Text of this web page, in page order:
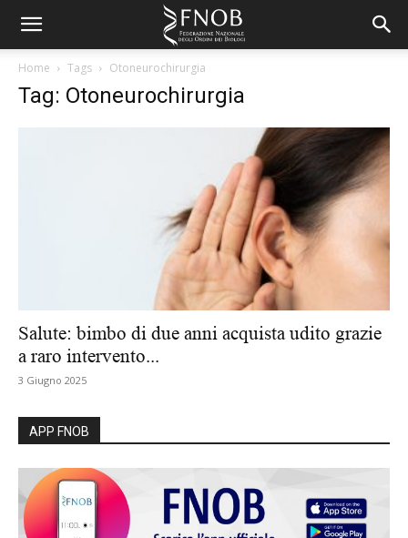
Home Tags Otoneurochirurgia
Tag: Otoneurochirurgia
Salute: bimbo di due anni acquista udito grazie
a raro intervento...
3 Giugno 2025
APP FNOB